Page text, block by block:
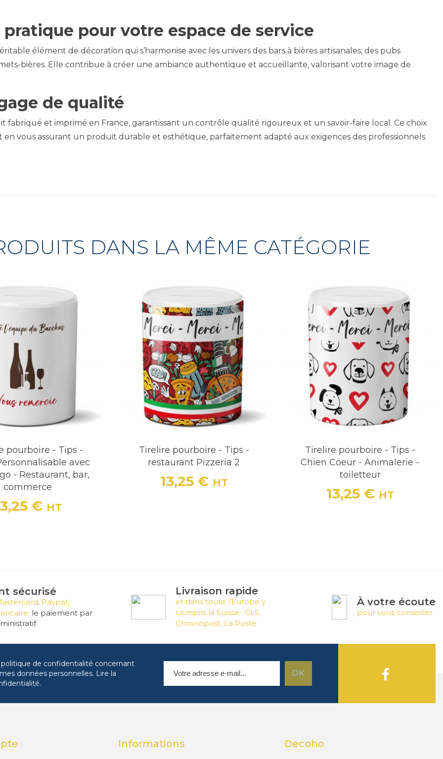
pour votre espace de service
élément de décoration qui s’harmonise avec les univers des bars à bières artisanales, des pubs
bières. Elle contribue à créer une ambiance authentique et accueillante, valorisant votre image de
de qualité
et imprimé en France, garantissant un contrôle qualité rigoureux et un savoir-faire local. Ce choix
vous assurant un produit durable et esthétique, parfaitement adapté aux exigences des professionnels
DANS LA MÊME CATÉGORIE
pourboire - Tips -
avec
- Restaurant, bar,
commerce
Prix
€ HT
Tirelire pourboire - Tips -
restaurant Pizzeria 2
Prix
13,25 € HT
Tirelire pourboire - Tips -
Chien Coeur - Animalerie -
toiletteur
Prix
13,25 € HT
sécurisé
Paypal,
le paiement par
Livraison rapide
et dans toute l’Europe y
compris la Suisse : GLS,
Chronopost, La Poste
À votre écoute
pour vous conseiller
de confidentialité concernant
données personnelles. Lire la
.
Informations Decoho